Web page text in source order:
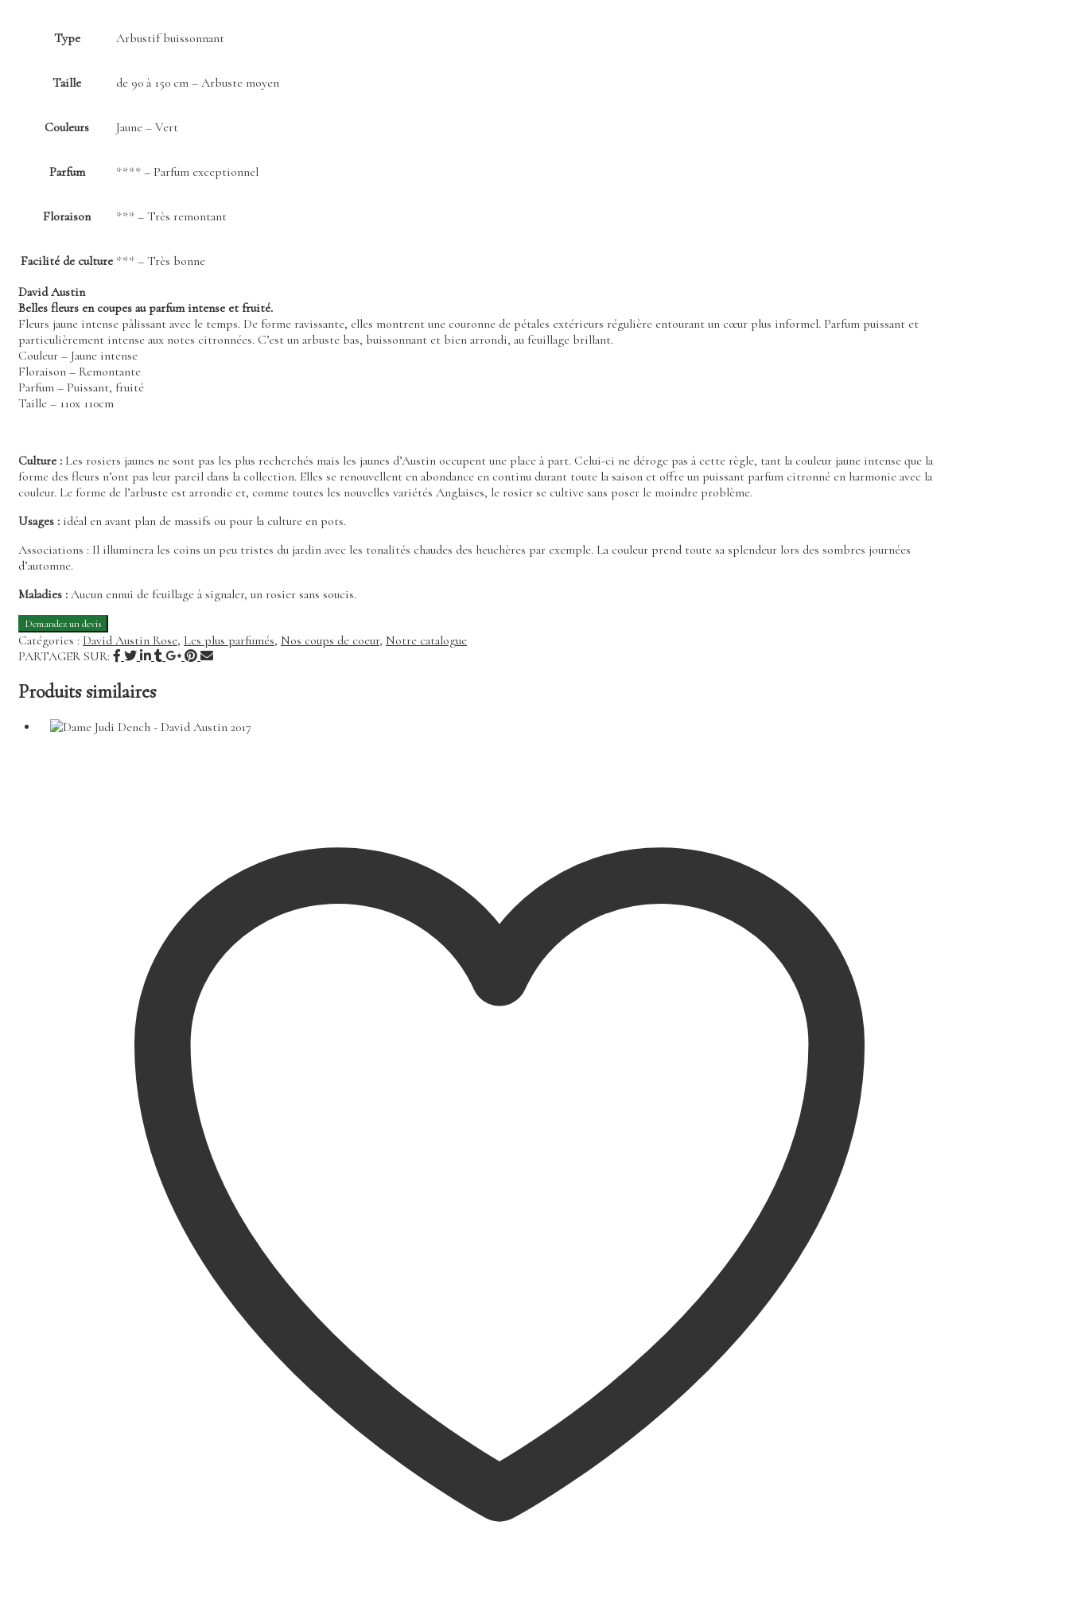
Type Arbustif buissonnant
Taille de 90 à 150 cm – Arbuste moyen
Couleurs Jaune – Vert
Parfum **** – Parfum exceptionnel
Floraison *** – Très remontant
Facilité de culture *** – Très bonne
David Austin
Belles fleurs en coupes au parfum intense et fruité.
Fleurs jaune intense pâlissant avec le temps. De forme ravissante, elles montrent une couronne de pétales extérieurs régulière entourant un cœur plus informel. Parfum puissant et
particulièrement intense aux notes citronnées. C’est un arbuste bas, buissonnant et bien arrondi, au feuillage brillant.
Couleur – Jaune intense
Floraison – Remontante
Parfum – Puissant, fruité
Taille – 110x 110cm
Culture : Les rosiers jaunes ne sont pas les plus recherchés mais les jaunes d’Austin occupent une place à part. Celui-ci ne déroge pas à cette règle, tant la couleur jaune intense que la
forme des fleurs n’ont pas leur pareil dans la collection. Elles se renouvellent en abondance en continu durant toute la saison et offre un puissant parfum citronné en harmonie avec la
couleur. Le forme de l’arbuste est arrondie et, comme toutes les nouvelles variétés Anglaises, le rosier se cultive sans poser le moindre problème.
Usages : idéal en avant plan de massifs ou pour la culture en pots.
Associations : Il illuminera les coins un peu tristes du jardin avec les tonalités chaudes des heuchères par exemple. La couleur prend toute sa splendeur lors des sombres journées
d’automne.
Maladies : Aucun ennui de feuillage à signaler, un rosier sans soucis.
Catégories : David Austin Rose, Les plus parfumés, Nos coups de coeur, Notre catalogue
PARTAGER SUR:
Produits similaires